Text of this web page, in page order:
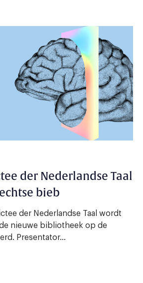
der Nederlandse Taal
bieb
der Nederlandse Taal wordt
nieuwe bibliotheek op de
Presentator...